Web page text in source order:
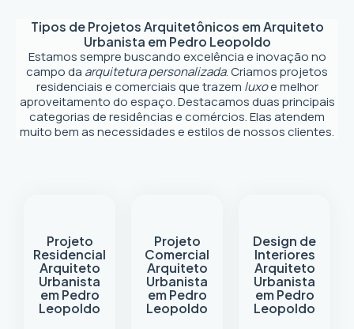
Tipos de Projetos Arquitetônicos emArquiteto
Urbanista em Pedro Leopoldo
Estamos sempre buscando excelência e inovação no
campo da arquitetura personalizada. Criamos projetos
residenciais e comerciais que trazem luxoe melhor
aproveitamento do espaço. Destacamos duas principais
categorias de residências e comércios. Elas atendem
muito bem as necessidades e estilos de nossos clientes.
Projeto
Residencial
Arquiteto
Urbanista
em Pedro
Leopoldo
Projeto
Comercial
Arquiteto
Urbanista
em Pedro
Leopoldo
Design de
Interiores
Arquiteto
Urbanista
em Pedro
Leopoldo